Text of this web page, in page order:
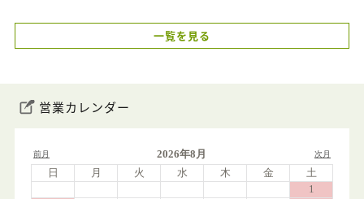
一覧を見る
営業カレンダー